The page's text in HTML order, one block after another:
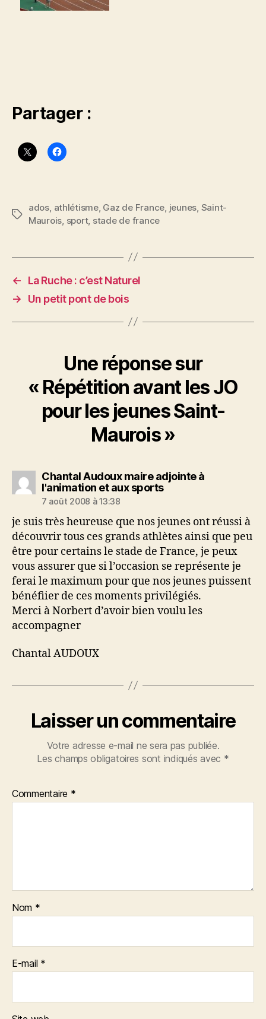
Partager :
Étiquettes
ados athlétisme, Gaz de France jeunes Saint-
Maurois sport, stade de france
←
La Ruche : c’est Naturel
→
Un petit pont de bois
Une réponse sur
« Répétition avant les JO
pour les jeunes Saint-
Maurois »
Chantal Audoux maire adjointe à
l'animation et aux sportsdit :
7 août 2008 à 13:38
je suis très heureuse que nos jeunes ont réussi à
découvrir tous ces grands athlètes ainsi que peu
être pour certains le stade de France, je peux
vous assurer que si l’occasion se représente je
ferai le maximum pour que nos jeunes puissent
bénéfiier de ces moments privilégiés.
Merci à Norbert d’avoir bien voulu les
accompagner
Chantal AUDOUX
Laisser un commentaire
Votre adresse e-mail ne sera pas publiée.
Les champs obligatoires sont indiqués avec *
Commentaire *
Nom *
E-mail *